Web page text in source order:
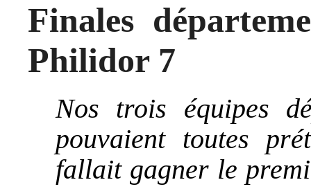
Finales
Philidor 7
Nos trois équipes
pouvaient toutes
fallait gagner le